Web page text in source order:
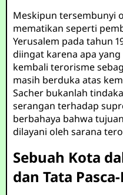
Meskipun tersembunyi
mematikan seperti
Yerusalem pada tahun
diingat karena apa
kembali terorisme
masih berduka atas
Sacher bukanlah
serangan terhadap
berbahaya bahwa
dilayani oleh sarana
Sebuah Kota
dan Tata